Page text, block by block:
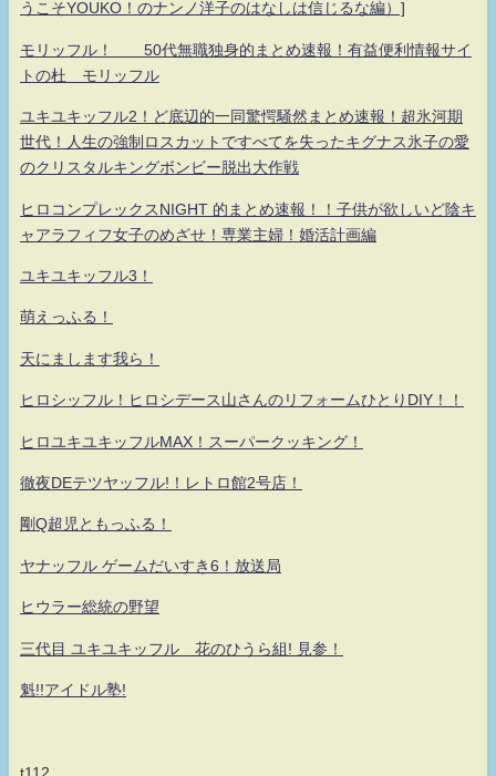
うこそYOUKO！のナンノ洋子のはなしは信じるな編）]
モリッフル！ 50代無職独身的まとめ速報！有益便利情報サイ
トの杜 モリッフル
ユキユキッフル2！ど底辺的一同驚愕騒然まとめ速報！超氷河期
世代！人生の強制ロスカットですべてを失ったキグナス氷子の愛
のクリスタルキングボンビー脱出大作戦
ヒロコンプレックスNIGHT 的まとめ速報！！子供が欲しいど陰キ
ャアラフィフ女子のめざせ！専業主婦！婚活計画編
ユキユキッフル3！
萌えっふる！
天にまします我ら！
ヒロシッフル！ヒロシデース山さんのリフォームひとりDIY！！
ヒロユキユキッフルMAX！スーパークッキング！
徹夜DEテツヤッフル!！レトロ館2号店！
剛Q超児ともっふる！
ヤナッフル ゲームだいすき6！放送局
ヒウラー総統の野望
三代目 ユキユキッフル 花のひうら組! 見参！
魁!!アイドル塾!
t112